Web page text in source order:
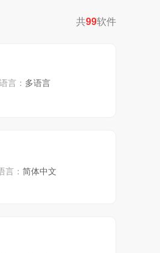
共99软件
语言： 多语言
言： 简体中文